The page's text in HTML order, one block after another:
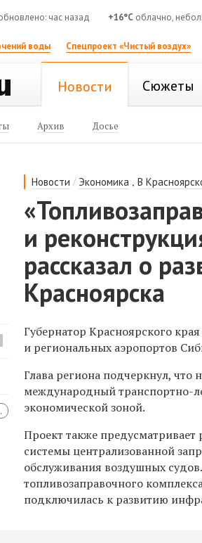
час назад +16°C облачно,
воды Спецпроект «Чистый воздух»
Новости Сюжеты
Архив Досье
Новости / Экономика ,В
и
рассказал о
Красноярска
края
Губернатор Красноярского
и региональных аэропортов
Глава региона подчеркнул, что
международный транспортно-
экономической зоной.
Проект также
системы централизованной
обслуживания воздушных
топливозаправочного
подключилась к развитию